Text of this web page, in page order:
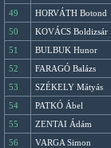
49
HORVÁTH Botond
50
KOVÁCS Boldizsár
51
BULBUK Hunor
52
FARAGÓ Balázs
53
SZÉKELY Mátyás
54
PATKÓ Ábel
55
ZENTAI Ádám
56
VARGA Simon